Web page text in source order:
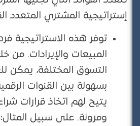
إستراتيجية المشتري المتعدد
توفر هذه الاستراتيجية
المبيعات والإيرادات. من
التسوق المختلفة، يمكن
بسهولة بين القنوات
يتيح لهم اتخاذ قرارات
ومرونة. على سبيل المثال: